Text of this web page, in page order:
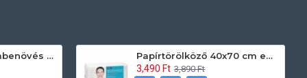
Prontoman körömbenövés kezelő gél tamponáláshoz 20 ml
Papírtörölköző 40x70 cm egyszerhasználatos 60db/csomag
3,490 Ft 3,890 Ft